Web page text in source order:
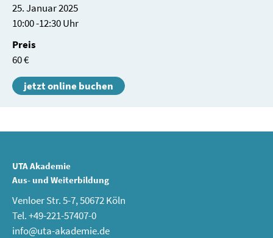
25. Januar 2025
10:00 -12:30 Uhr
Preis
60 €
jetzt online buchen
UTA Akademie
Aus- und Weiterbildung
Venloer Str. 5-7, 50672 Köln
Tel. +49-221-57407-0
info@uta-akademie.de